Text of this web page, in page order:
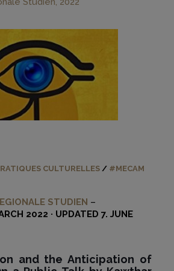
CULTURELLES / #MECAM
STUDIEN –
2022 · UPDATED 7. JUNE
and the Anticipation of